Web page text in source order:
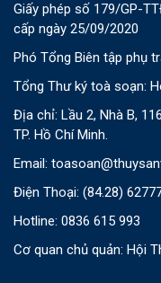
Giấy phép số 179/GP-
cấp ngày 25/09/2020
Phó Tổng Biên tập phụ
Tổng Thư ký toà soạn:
Địa chỉ: Lầu 2, Nhà B,
TP. Hồ Chí Minh.
Email:
Điện Thoại: (84.28)
Hotline: 0836 615 993
Cơ quan chủ quản: Hội